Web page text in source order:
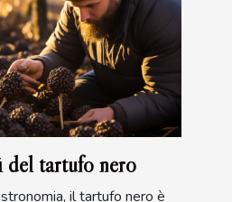
del tartufo nero
il tartufo nero è